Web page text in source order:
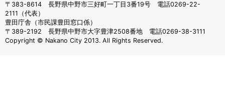
〒383-8614 長野県中野市三好町一丁目3番19号 電話0269-22-
2111（代表）
豊田庁舎（市民課豊田窓口係）
〒389-2192 長野県中野市大字豊津2508番地 電話0269-38-3111
Copyright © Nakano City 2013. All Rights Reserved.